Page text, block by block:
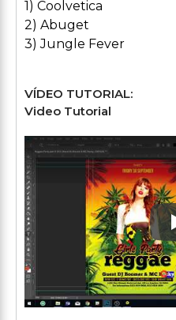
1) Coolvetica
2) Abuget
3) Jungle Fever
VÍDEO TUTORIAL:
Video Tutorial